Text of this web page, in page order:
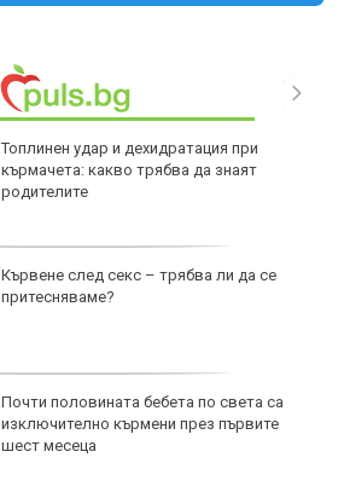
Топлинен удар и дехидратация при
кърмачета: какво трябва да знаят
родителите
Кървене след секс – трябва ли да се
притесняваме?
Почти половината бебета по света са
изключително кърмени през първите
шест месеца